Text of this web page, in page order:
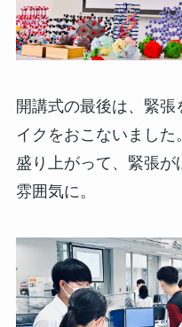
開講式の最後は、緊
イクをおこないました。
盛り上がって、緊張が
雰囲気に。